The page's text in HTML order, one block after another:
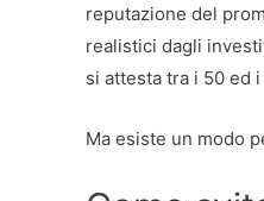
reputazione del
realistici dagli
si attesta tra i 50 ed
Ma esiste un modo